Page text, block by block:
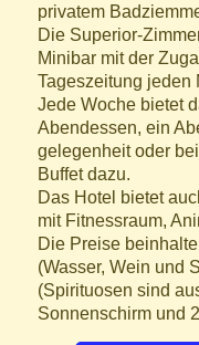
privatem
Die Superior-
Minibar mit der
Tageszeitung jeden
Jede Woche bietet
Abendessen, ein
gelegenheit oder
Buffet dazu.
Das Hotel bietet
mit Fitnessraum,
Die Preise
(Wasser, Wein und
(Spirituosen sind
Sonnenschirm und